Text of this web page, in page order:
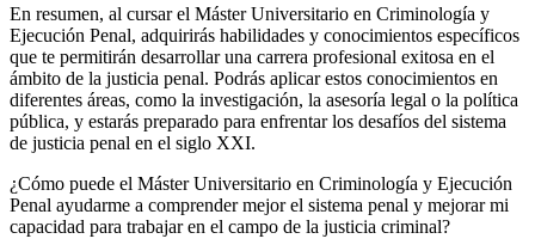
En resumen, al cursar el Máster Universitario en Criminología y
Ejecución Penal, adquirirás habilidades y conocimientos específicos
que te permitirán desarrollar una carrera profesional exitosa en el
ámbito de la justicia penal. Podrás aplicar estos conocimientos en
diferentes áreas, como la investigación, la asesoría legal o la política
pública, y estarás preparado para enfrentar los desafíos del sistema
de justicia penal en el siglo XXI.
¿Cómo puede el Máster Universitario en Criminología y Ejecución
Penal ayudarme a comprender mejor el sistema penal y mejorar mi
capacidad para trabajar en el campo de la justicia criminal?